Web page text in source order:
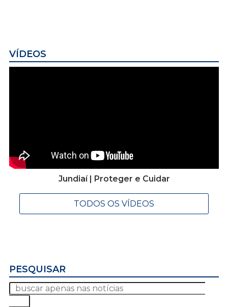
VÍDEOS
Jundiaí | Proteger e Cuidar
TODOS OS VÍDEOS
PESQUISAR